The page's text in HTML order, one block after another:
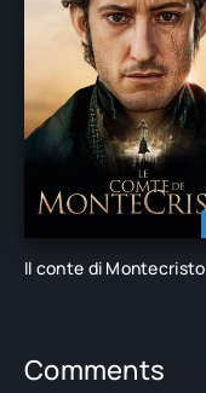
Il conte di Montecristo
Comments